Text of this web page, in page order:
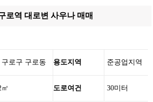
로역 대로변 사우나 매매
로구 구로동 용도지역 준공업지역
㎡ 도로여건 30미터